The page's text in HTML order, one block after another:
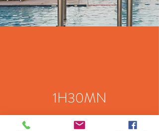
1H30MN
c'est la durée d'une entraînement BNSSA